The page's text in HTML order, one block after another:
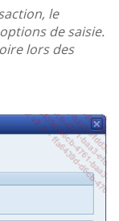
le
de saisie.
lors des